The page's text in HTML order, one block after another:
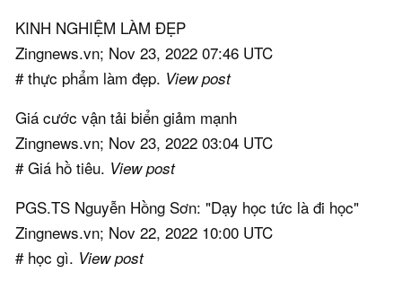
KINH NGHIỆM LÀM ĐẸP
Zingnews.vn; Nov 23, 2022 07:46 UTC
# thực phẩm làm đẹp. View post
Giá cước vận tải biển giảm mạnh
Zingnews.vn; Nov 23, 2022 03:04 UTC
# Giá hồ tiêu. View post
PGS.TS Nguyễn Hồng Sơn: "Dạy học tức là đi học"
Zingnews.vn; Nov 22, 2022 10:00 UTC
# học gì. View post